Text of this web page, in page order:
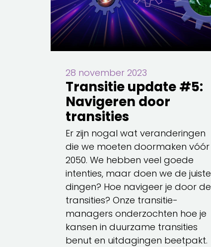
28 november 2023
Transitie update #5:
Navigeren door
transities
Er zijn nogal wat veranderingen
die we moeten doormaken vóór
2050. We hebben veel goede
intenties, maar doen we de juiste
dingen? Hoe navigeer je door de
transities? Onze transitie-
managers onderzochten hoe je
kansen in duurzame transities
benut en uitdagingen beetpakt.